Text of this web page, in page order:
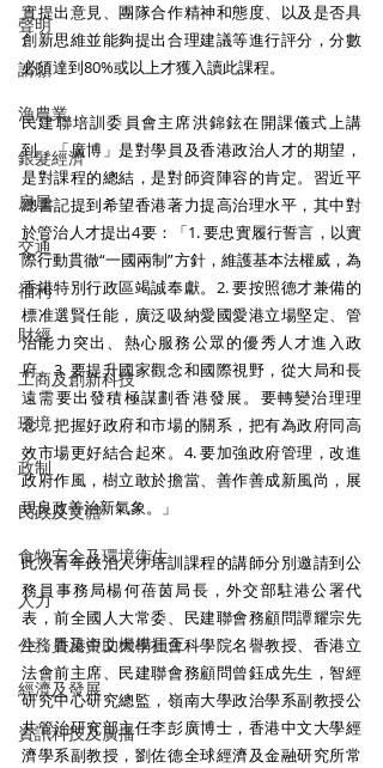
聲明
請願
漁農業
銀髮經濟
房屋
交通
福利
財經
工商及創新科技
環境
政制
民政及文體
食物安全及環境衛生
人力
公務員及資助機構員工
經濟及發展
資訊科技及廣播
實提出意見、團隊合作精神和態度、以及是否具
創新思維並能夠提出合理建議等進行評分，分數
必須達到80%或以上才獲入讀此課程。
民建聯培訓委員會主席洪錦鉉在開課儀式上講
到，「廣博」是對學員及香港政治人才的期望，
是對課程的總結，是對師資陣容的肯定。習近平
總書記提到希望香港著力提高治理水平，其中對
於管治人才提出4要：「1. 要忠實履行誓言，以實
際行動貫徹“一國兩制”方針，維護基本法權威，為
香港特別行政區竭誠奉獻。2. 要按照德才兼備的
標准選賢任能，廣泛吸納愛國愛港立場堅定、管
治能力突出、熱心服務公眾的優秀人才進入政
府。3. 要提升國家觀念和國際視野，從大局和長
遠需要出發積極謀劃香港發展。要轉變治理理
念，把握好政府和市場的關系，把有為政府同高
效市場更好結合起來。4. 要加強政府管理，改進
政府作風，樹立敢於擔當、善作善成新風尚，展
現良政善治新氣象。」
此次青年政治人才培訓課程的講師分別邀請到公
務員事務局楊何蓓茵局長，外交部駐港公署代
表，前全國人大常委、民建聯會務顧問譚耀宗先
生，香港中文大學社會科學院名譽教授、香港立
法會前主席、民建聯會務顧問曾鈺成先生，智經
研究中心研究總監，嶺南大學政治學系副教授公
共管治研究部主任李彭廣博士，香港中文大學經
濟學系副教授，劉佐德全球經濟及金融研究所常